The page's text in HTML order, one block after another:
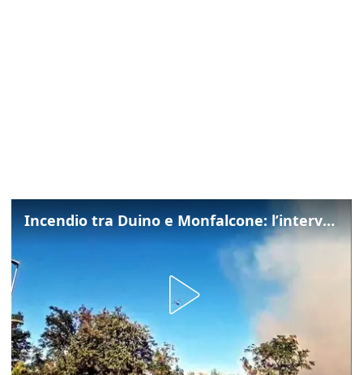
Incendio tra Duino e Monfalcone: l’intervento dei vigili del fuoco